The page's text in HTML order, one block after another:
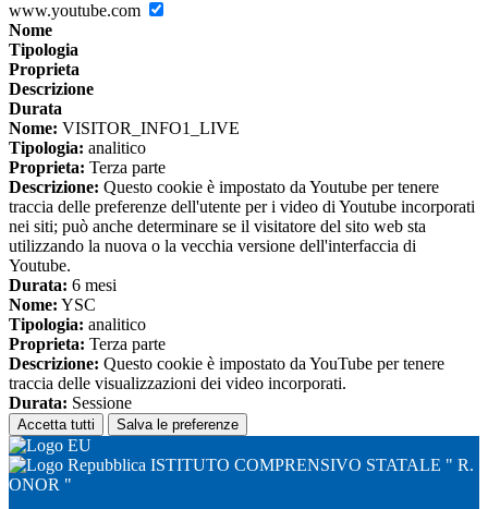
www.youtube.com
Nome
Tipologia
Proprieta
Descrizione
Durata
Nome: VISITOR_INFO1_LIVE
Tipologia: analitico
Proprieta: Terza parte
Descrizione: Questo cookie è impostato da Youtube per tenere
traccia delle preferenze dell'utente per i video di Youtube incorporati
nei siti; può anche determinare se il visitatore del sito web sta
utilizzando la nuova o la vecchia versione dell'interfaccia di
Youtube.
Durata: 6 mesi
Nome: YSC
Tipologia: analitico
Proprieta: Terza parte
Descrizione: Questo cookie è impostato da YouTube per tenere
traccia delle visualizzazioni dei video incorporati.
Durata: Sessione
Accetta tutti Salva le preferenze
ISTITUTO COMPRENSIVO STATALE " R.
ONOR "